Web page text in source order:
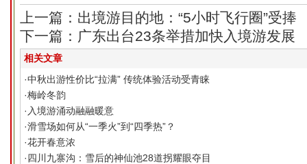
上一篇：出境游目的地：“5小时飞行圈”受捧
下一篇：广东出台23条举措加快入境游发展
相关文章
·中秋出游性价比“拉满” 传统体验活动受青睐
·梅岭冬韵
· 入境游涌动融融暖意
·滑雪场如何从“一季火”到“四季热”？
·花开春意浓
·四川九寨沟：雪后的神仙池28道拐耀眼夺目